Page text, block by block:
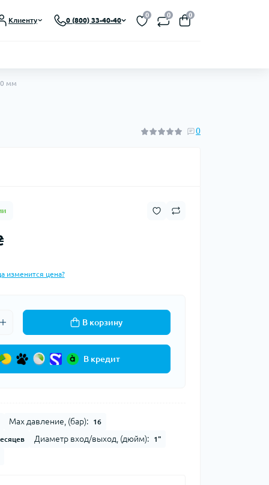
Клиенту 0 (800) 33-40-40
0 0 0
мм
0
изменится цена?
В корзину
В кредит
Max давление, (бар): 16
Диаметр вход/выход, (дюйм): 1"
UA
Закрыть